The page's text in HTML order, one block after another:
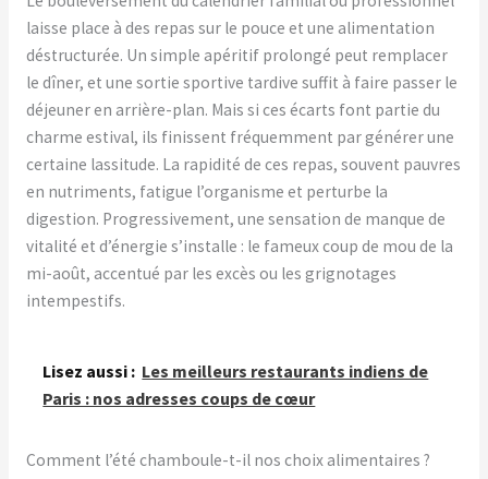
laisse place à des repas sur le pouce et une alimentation
déstructurée. Un simple apéritif prolongé peut remplacer
le dîner, et une sortie sportive tardive suffit à faire passer le
déjeuner en arrière-plan. Mais si ces écarts font partie du
charme estival, ils finissent fréquemment par générer une
certaine lassitude. La rapidité de ces repas, souvent pauvres
en nutriments, fatigue l’organisme et perturbe la
digestion. Progressivement, une sensation de manque de
vitalité et d’énergie s’installe : le fameux coup de mou de la
mi-août, accentué par les excès ou les grignotages
intempestifs.
Lisez aussi : Les meilleurs restaurants indiens de
Paris : nos adresses coups de cœur
Comment l’été chamboule-t-il nos choix alimentaires ?